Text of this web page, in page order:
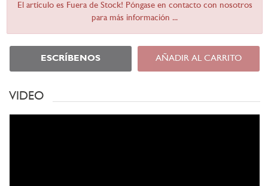
El artículo es Fuera de Stock! Póngase en contacto con nosotros
para más información ...
ESCRÍBENOS AÑADIR AL CARRITO
VIDEO